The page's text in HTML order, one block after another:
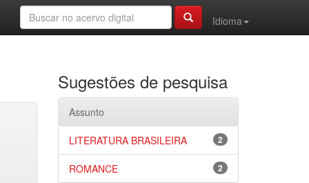
Idioma
Sugestões de pesquisa
Assunto
2
LITERATURA BRASILEIRA
2
ROMANCE